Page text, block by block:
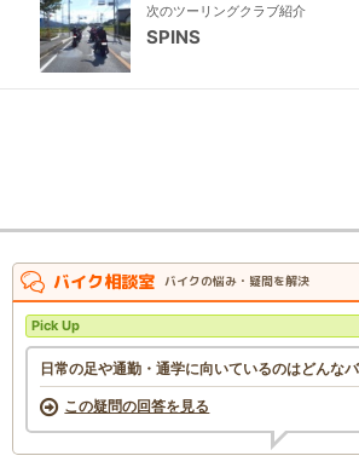
次のツーリングクラブ紹介
SPINS
バイク相談室 バイクの悩み・疑問を解決
Pick Up
日常の足や通勤・通学に向いているのはどんな
この疑問の回答を見る